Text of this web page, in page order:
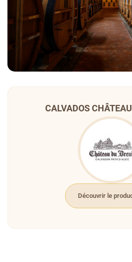
CALVADOS
Découvrir le